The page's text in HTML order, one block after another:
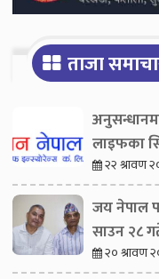
ताजा
लाइफका
२२ श्रावण
जय नेपाल
साउन २८
२० श्रावण